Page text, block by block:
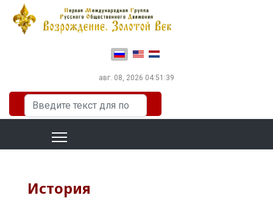
Выберите язык
авг. 08, 2026 04:51:41
Искать...
История